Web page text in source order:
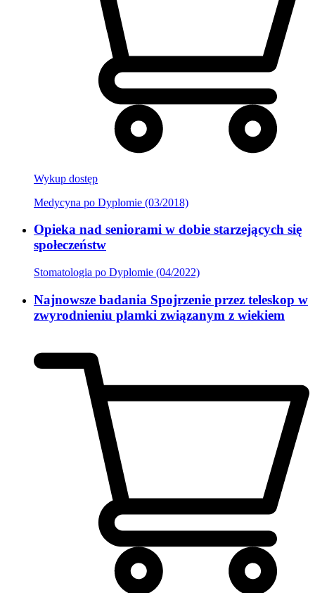
Wykup dostęp
Medycyna po Dyplomie (03/2018)
Opieka nad seniorami w dobie starzejących się
społeczeństw
Stomatologia po Dyplomie (04/2022)
Najnowsze badania Spojrzenie przez teleskop w
zwyrodnieniu plamki związanym z wiekiem